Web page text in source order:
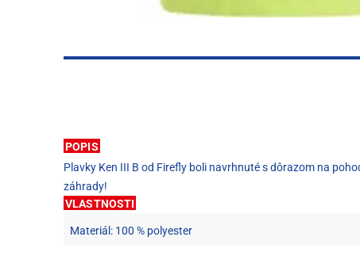
POPIS
Plavky Ken III B od Firefly boli navrhnuté s dôrazom na
záhrady!
VLASTNOSTI
Materiál: 100 % polyester